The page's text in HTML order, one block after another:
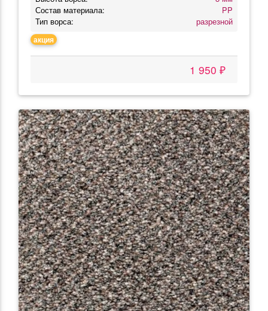
Состав материала:
PP
Тип ворса:
разрезной
акция
1 950 ₽